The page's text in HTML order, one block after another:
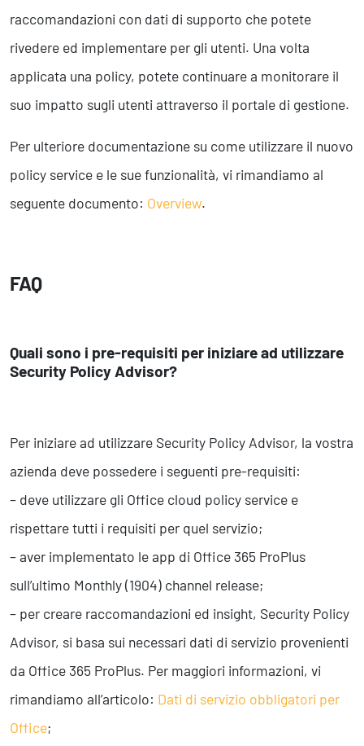
raccomandazioni con dati di supporto che potete
rivedere ed implementare per gli utenti. Una volta
applicata una policy, potete continuare a monitorare il
suo impatto sugli utenti attraverso il portale di gestione.
Per ulteriore documentazione su come utilizzare il nuovo
policy service e le sue funzionalità, vi rimandiamo al
seguente documento: Overview.
FAQ
Quali sono i pre-requisiti per iniziare ad utilizzare
Security Policy Advisor?
Per iniziare ad utilizzare Security Policy Advisor, la vostra
azienda deve possedere i seguenti pre-requisiti:
– deve utilizzare gli Office cloud policy service e
rispettare tutti i requisiti per quel servizio;
– aver implementato le app di Office 365 ProPlus
sull’ultimo Monthly (1904) channel release;
– per creare raccomandazioni ed insight, Security Policy
Advisor, si basa sui necessari dati di servizio provenienti
da Office 365 ProPlus. Per maggiori informazioni, vi
rimandiamo all’articolo: Dati di servizio obbligatori per
Office;